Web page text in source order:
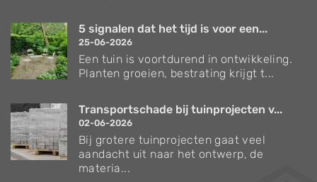
5 signalen dat het tijd is voor een...
25-06-2026
Een tuin is voortdurend in ontwikkeling.
Planten groeien, bestrating krijgt t...
Transportschade bij tuinprojecten v...
02-06-2026
Bij grotere tuinprojecten gaat veel
aandacht uit naar het ontwerp, de
materia...